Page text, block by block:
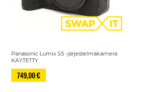
Panasonic Lumix S5 -järjestelmäkamera
KÄYTETTY
749,00 €